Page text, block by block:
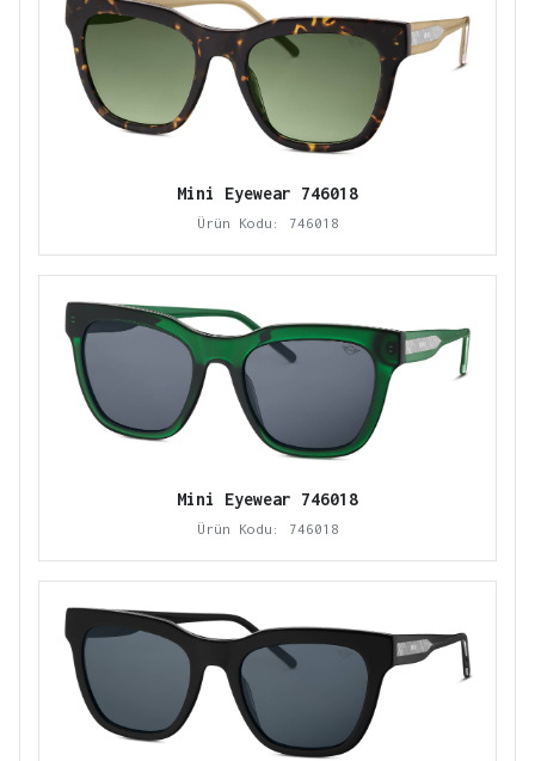
Mini Eyewear 746018
Ürün Kodu: 746018
Mini Eyewear 746018
Ürün Kodu: 746018